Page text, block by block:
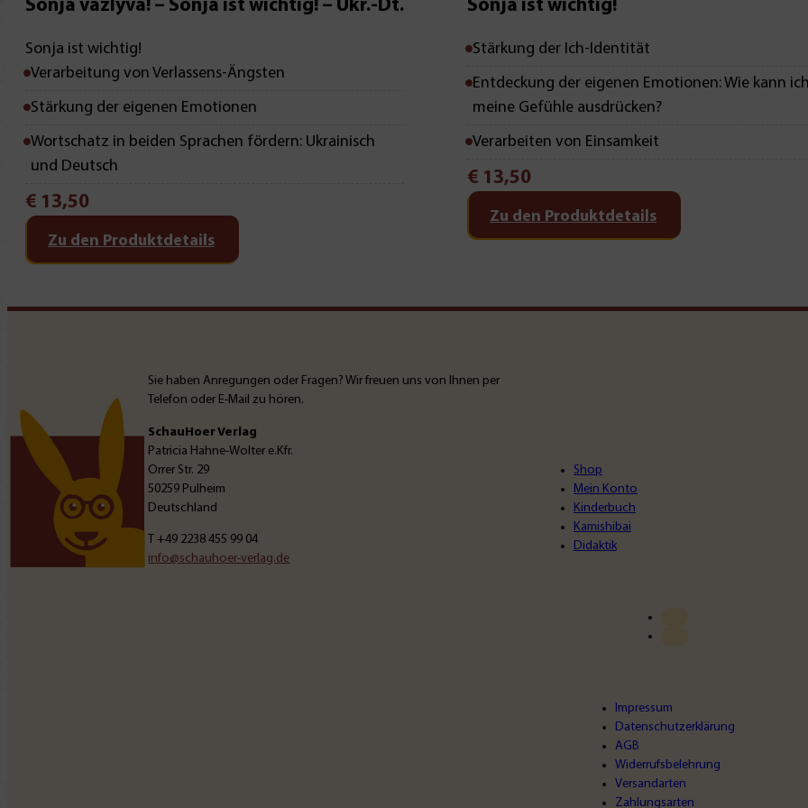
Mit Leseprobe!
Sonja važlyva! – Sonja ist wichtig! – Ukr.-Dt.
Sonja ist wichtig!
Verarbeitung von Verlassens-Ängsten
Stärkung der eigenen Emotionen
Wortschatz in beiden Sprachen fördern: Ukrainisch
und Deutsch
€ 13,50
Zu den Produktdetails
Sonja ist wichtig!
Stärkung der Ich-Identität
Entdeckung der eigenen Emotionen: Wie kann
meine Gefühle ausdrücken?
Verarbeiten von Einsamkeit
€ 13,50
Zu den Produktdetails
Sie haben Anregungen oder Fragen? Wir freuen uns von Ihnen per
Telefon oder E-Mail zu hören.
SchauHoer Verlag
Patricia Hahne-Wolter e.Kfr.
Orrer Str. 29
50259 Pulheim
Deutschland
T+49 2238 455 99 04
info@schauhoer-verlag.de
Shop
Mein Konto
Kinderbuch
Kamishibai
Didaktik
Impressum
Datenschutzerklärung
AGB
Widerrufsbelehrung
Versandarten
Zahlungsarten